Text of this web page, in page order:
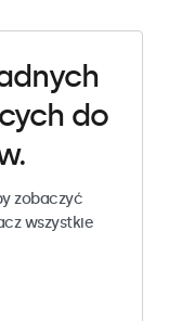
do
zobaczyć
wszystkie